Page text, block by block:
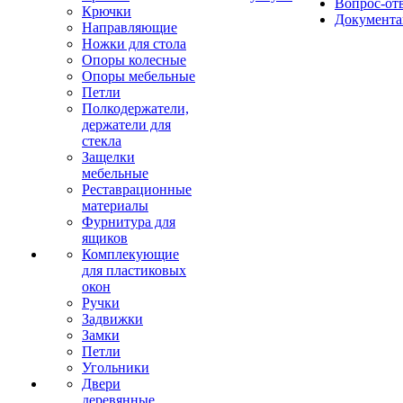
Крючки
Направляющие
Ножки для стола
Опоры колесные
Опоры мебельные
Петли
Полкодержатели,
держатели для
стекла
Защелки
мебельные
Реставрационные
материалы
Фурнитура для
ящиков
Комплекующие
для пластиковых
окон
Ручки
Задвижки
Замки
Петли
Угольники
Двери
деревянные
Вопрос-